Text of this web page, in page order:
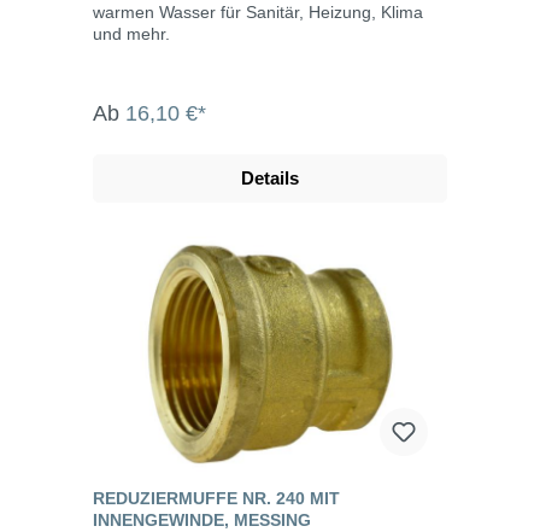
warmen Wasser für Sanitär, Heizung, Klima
und mehr.
Ab 16,10 €*
Details
REDUZIERMUFFE NR. 240 MIT
INNENGEWINDE, MESSING